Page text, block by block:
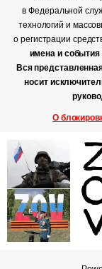
в Федеральной
технологий и
о регистрации
имена и
Вся
носит
О